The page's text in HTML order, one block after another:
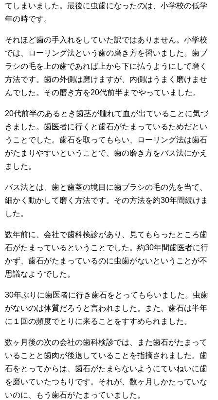
てしまいました。最後に虫歯になったのは、小学校の低学
年の時です。
それほど歯の手入れをしていた訳ではありません。小学校
では、ローリング法という歯の磨き方を習いました。歯ブ
ラシの毛を上の歯であれば上から下に払うようにして磨く
方法です。歯の外側は磨けますが、内側はうまく磨けませ
んでした。その磨き方を20代前半までやっていました。
20代前半のあるとき歯茎が腫れて血が出ていることに気づ
きました。歯医者に行くと歯石がたまっているためだとい
うことでした。歯石を取ってもらい、ローリング法は歯石
がたまりやすいということで、歯の磨き方をバス法にかえ
ました。
バス法とは、歯と歯茎の境目に歯ブラシの毛の先を当て、
細かく動かして磨く方法です。その方法を約30年間続けま
した。
数年前に、会社で歯科検診があり、見てもらったところ歯
石がたまっているということでした。約30年間歯医者に行
かず、歯石がたまっているのに虫歯がないということが不
思議なようでした。
30年ぶりに歯医者に行き歯石をとってもらいました。虫歯
がないのは体質だろうと言われました。また、歯石は半年
に１回の頻度でとりに来ることをすすめられました。
数ヶ月後の次の会社の歯科検診では、また歯石がたまって
いることと歯肉が後退していることを指摘されました。歯
石をとってからは、歯石がたまらないようにていねいに歯
を磨いていたつもりです。それが、数ヶ月しかたっていな
いのに、もう歯石がたまっていました。